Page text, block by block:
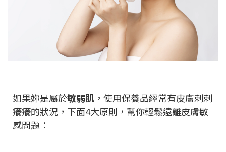
如果妳是屬於敏弱肌 ，使用保養品經常有皮膚刺刺
癢癢的狀況，下面4大原則，幫你輕鬆遠離皮膚敏
感問題：